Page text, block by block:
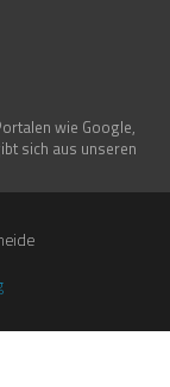
wie Google,
sich aus unseren